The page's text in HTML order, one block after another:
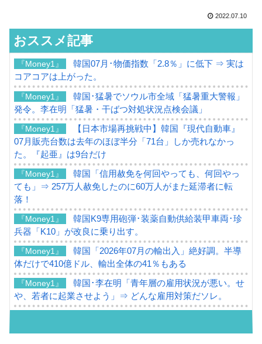
2022.07.10
おススメ記事
『Money1』
韓国07月･物価指数「2.8％」に低下 ⇒ 実は
コアコアは上がった。
『Money1』
韓国･猛暑でソウル市全域「猛暑重大警報」
発令。李在明「猛暑・干ばつ対処状況点検会議」
『Money1』
【日本市場再挑戦中】韓国『現代自動車』
07月販売台数は去年のほぼ半分「71台」しか売れなかっ
た。『起亜』は9台だけ
『Money1』
韓国「信用赦免を何回やっても、何回やっ
ても」⇒ 257万人赦免したのに60万人がまた延滞者に転
落！
『Money1』
韓国K9専用砲弾･装薬自動供給装甲車両･珍
兵器「K10」が改良に乗り出す。
『Money1』
韓国「2026年07月の輸出入」絶好調。半導
体だけで410億ドル、輸出全体の41％もある
『Money1』
韓国･李在明「青年層の雇用状況が悪い。せ
や、若者に起業させよう」⇒ どんな雇用対策だソレ。